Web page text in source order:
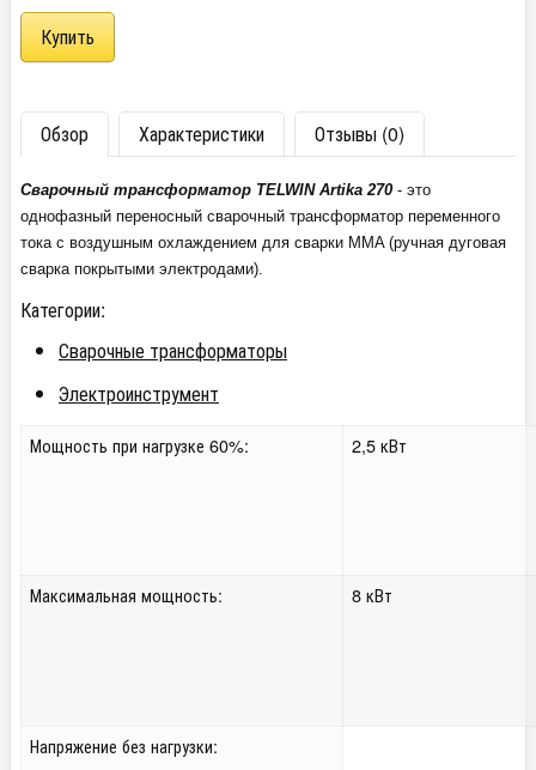
Обзор Характеристики Отзывы (0)
Сварочный трансформатор TELWIN Artika 270 - это
однофазный переносный сварочный трансформатор переменного
тока с воздушным охлаждением для сварки MMA (ручная дуговая
сварка покрытыми электродами).
Категории:
Сварочные трансформаторы
Электроинструмент
Мощность при нагрузке 60%: 2,5 кВт
Максимальная мощность: 8 кВт
Напряжение без нагрузки: